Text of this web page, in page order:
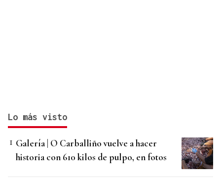
Lo más visto
Galería | O Carballiño vuelve a hacer
historia con 610 kilos de pulpo, en fotos